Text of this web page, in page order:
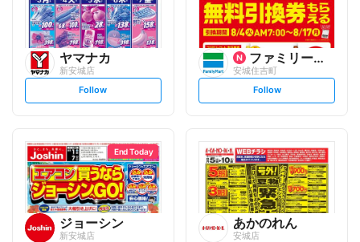
ヤマナカ
新安城店
s
t
l
o
w
Follow
ファミリーマート
安城住吉町
s
t
o
w
Follow
End Today
ジョーシン
新安城店
あかのれん
安城店